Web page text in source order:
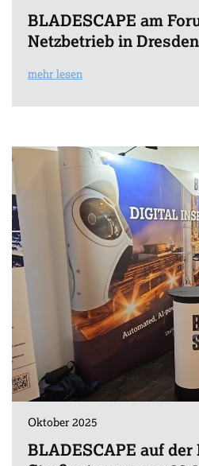
BLADESCAPE am
Netzbetrieb in Dresden
mehr lesen
Oktober 2025
BLADESCAPE auf